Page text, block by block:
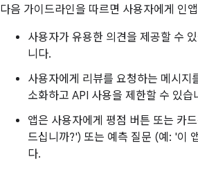
다음 가이드라인을 따르면 사용자에게 인
사용자가 유용한 의견을 제공할 수
니다.
사용자에게 리뷰를 요청하는 메시지
소화하고 API 사용을 제한할 수 있습
앱은 사용자에게 평점 버튼 또는 카
드십니까?') 또는 예측 질문 (예: '이
다.